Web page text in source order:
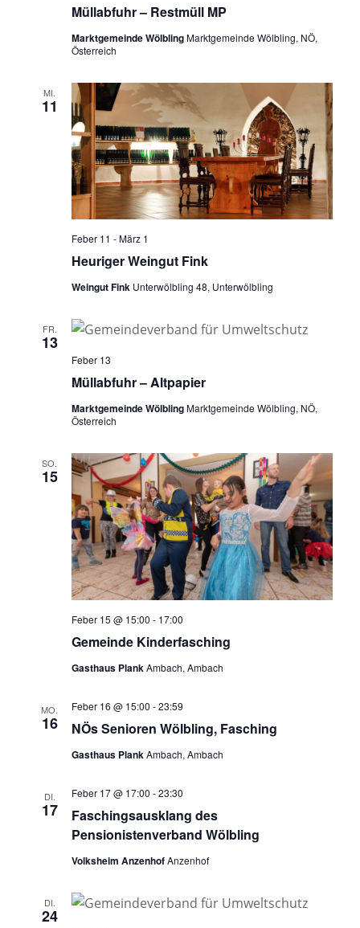
Müllabfuhr – Restmüll MP
Marktgemeinde WölblingMarktgemeinde Wölbling, NÖ,
Österreich
MI.
11
Heuriger Weingut Fink
Feber 11 -März 1
Weingut Fink Unterwölbling 48, Unterwölbling
FR.
13
Müllabfuhr – Altpapier
Feber 13
Marktgemeinde WölblingMarktgemeinde Wölbling, NÖ,
Österreich
SO.
15
Gemeinde Kinderfasching
Feber 15 @ 15:00 - 17:00
Gasthaus PlankAmbach, Ambach
MO.
16 NÖs Senioren Wölbling, Fasching
Feber 16 @ 15:00 -23:59
Gasthaus PlankAmbach, Ambach
DI.
17
Faschingsausklang des
Pensionistenverband Wölbling
Feber 17 @ 17:00 -23:30
Volksheim AnzenhofAnzenhof
DI.
24